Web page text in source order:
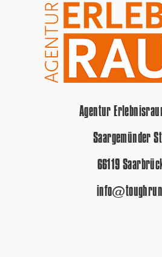
Agentur
Saargemünder
66119